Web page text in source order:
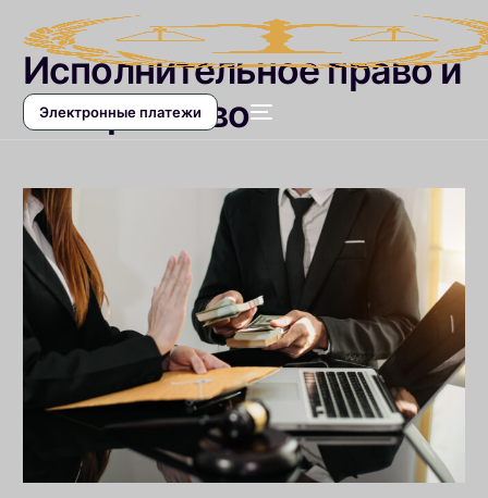
Электронные платежи
Исполнительное право и
банкротство